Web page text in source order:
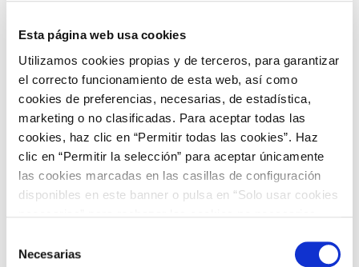
Esta página web usa cookies
Utilizamos cookies propias y de terceros, para garantizar
el correcto funcionamiento de esta web, así como
cookies de preferencias, necesarias, de estadística,
marketing o no clasificadas. Para aceptar todas las
cookies, haz clic en “Permitir todas las cookies”. Haz
clic en “Permitir la selección” para aceptar únicamente
las cookies marcadas en las casillas de configuración
disponibles en este banner o pulsa en “Solo usar cookies
Necesarias
%
60